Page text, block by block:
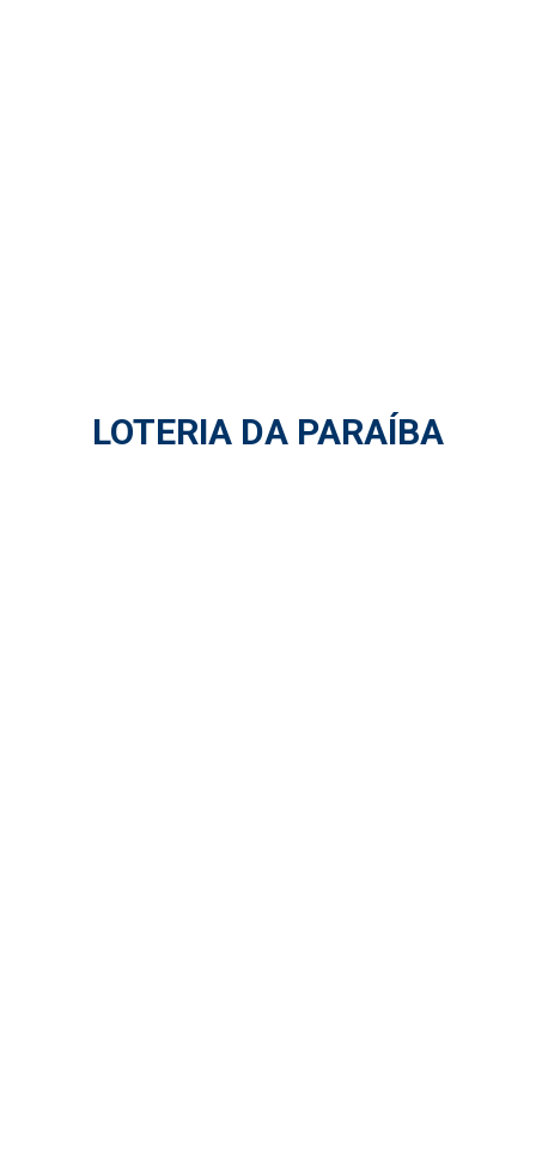
LOTERIA DA PARAÍBA